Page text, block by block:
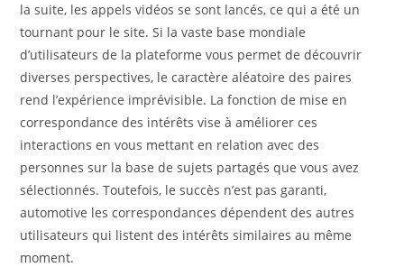
la suite, les appels vidéos se sont lancés, ce qui a été un
tournant pour le site. Si la vaste base mondiale
d’utilisateurs de la plateforme vous permet de découvrir
diverses perspectives, le caractère aléatoire des paires
rend l’expérience imprévisible. La fonction de mise en
correspondance des intérêts vise à améliorer ces
interactions en vous mettant en relation avec des
personnes sur la base de sujets partagés que vous avez
sélectionnés. Toutefois, le succès n’est pas garanti,
automotive les correspondances dépendent des autres
utilisateurs qui listent des intérêts similaires au même
moment.